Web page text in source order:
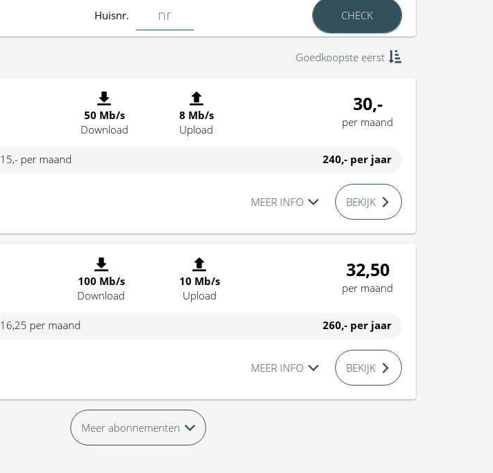
Huisnr. CHECK
Goedkoopste eerst
50 Mb/s
Download
8 Mb/s
Upload
30,-
per maand
15,- per maand 240,- per jaar
MEER INFO BEKIJK
100 Mb/s
Download
10 Mb/s
Upload
32,50
per maand
16,25 per maand 260,- per jaar
MEER INFO BEKIJK
Meer abonnementen